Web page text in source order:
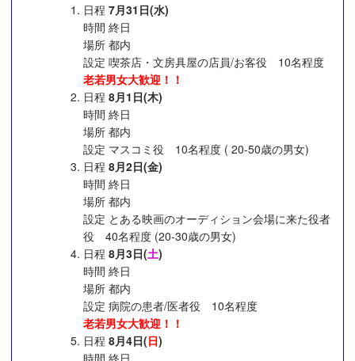
日程 7月31日(水)
時間 終日
場所 都内
設定 喫茶店・文房具屋の店員/お客役 10名程度
老若男女大歓迎！！
日程 8月1日(木)
時間 終日
場所 都内
設定 マスコミ役 10名程度 ( 20-50歳の男女)
日程 8月2日(金)
時間 終日
場所 都内
設定 とある映画のオーディション会場に来た役者
役 40名程度 (20-30歳の男女)
日程 8月3日(土)
時間 終日
場所 都内
設定 病院の患者/医者役 10名程度
老若男女大歓迎！！
日程 8月4日(日)
時間 終日